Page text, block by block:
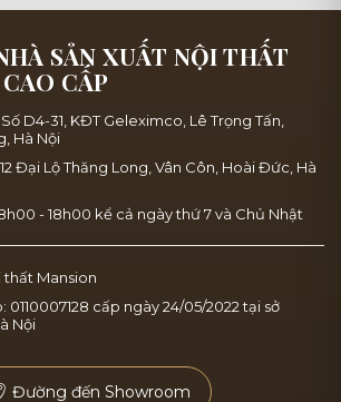
SẢN XUẤT NỘI THẤT
CẤP
D4-31, KĐT Geleximco, Lê Trọng Tấn,
Hà Nội
Đại Lộ Thăng Long, Vân Côn, Hoài Đức, Hà
- 18h00 kể cả ngày thứ 7 và Chủ Nhật
thất Mansion
0110007128 cấp ngày 24/05/2022 tại sở
Nội
Đường đến Showroom